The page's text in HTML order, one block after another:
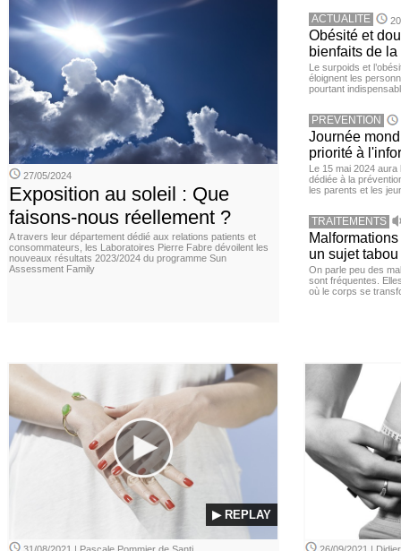
27/05/2024
Exposition au soleil : Que
faisons-nous réellement ?
A travers leur département dédié aux relations patients et
consommateurs, les Laboratoires Pierre Fabre dévoilent les
nouveaux résultats 2023/2024 du programme Sun
Assessment Family
ACTUALITE
Obésité et
bienfaits de
Le surpoids et
éloignent les
pourtant
PREVENTION
Journée
priorité à
Le 15 mai 2024 aura
dédiée à la
les parents et les
TRAITEMENTS
un sujet tabou
On parle peu des
sont fréquentes.
où le corps se
▶ REPLAY